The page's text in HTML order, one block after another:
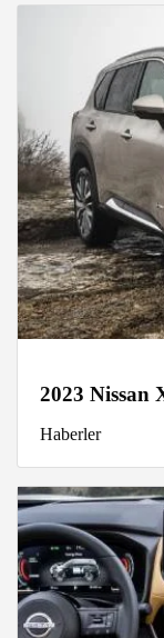
2023 Nissan
Haberler